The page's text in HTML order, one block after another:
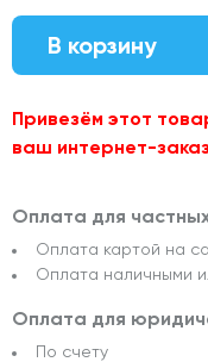
В корзину
Привезём этот
ваш интернет-
Оплата для
Оплата картой на
Оплата наличными
Оплата для
По счету